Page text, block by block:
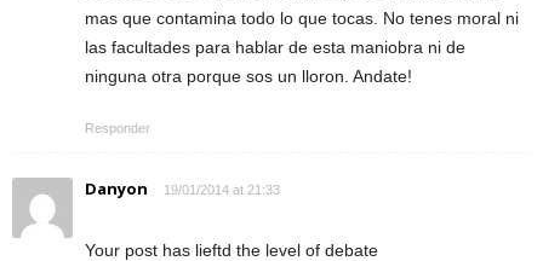
mas que contamina todo lo que tocas. No tenes moral ni
las facultades para hablar de esta maniobra ni de
ninguna otra porque sos un lloron. Andate!
Responder
Danyon 19/01/2014 at 21:33
Your post has lieftd the level of debate